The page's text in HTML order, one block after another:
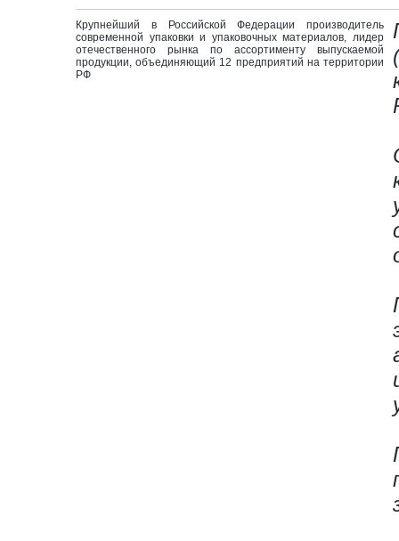
Крупнейший в Российской Федерации производитель
современной упаковки и упаковочных материалов, лидер
отечественного рынка по ассортименту выпускаемой
продукции, объединяющий 12 предприятий на территории
РФ